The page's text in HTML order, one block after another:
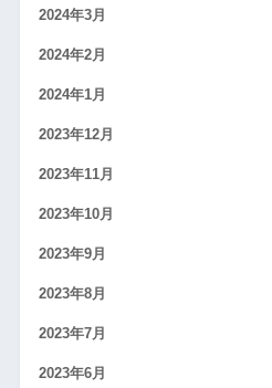
2024年3月
2024年2月
2024年1月
2023年12月
2023年11月
2023年10月
2023年9月
2023年8月
2023年7月
2023年6月